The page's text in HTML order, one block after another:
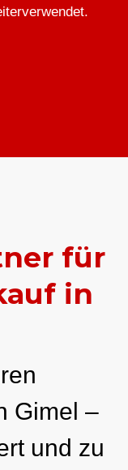
für
in
Gimel –
und zu